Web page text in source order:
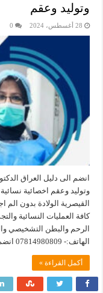
وتوليد وعقم
28 أغسطس، 2024 0
انضم الى دليل العراق
وتوليد وعقم اخصائية
القيصرية الولادة بدون الم
كافة العمليات النسائية
الرحم والبطن التشخيصي
الهاتف:- 07814980809 انضم الآن من خلال
أكمل القراءة »